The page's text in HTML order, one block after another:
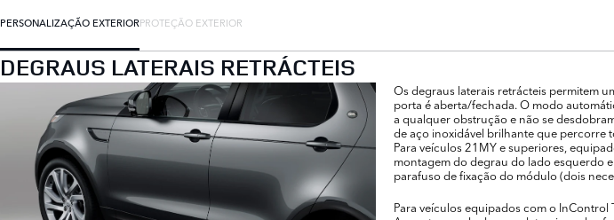
PERSONALIZAÇÃO EXTERIORPROTEÇÃO EXTERIOR
DEGRAUS LATERAIS RETRÁCTEIS
Os degraus laterais retrácteis permitem
porta é aberta/fechada. O modo
a qualquer obstrução e não se
de aço inoxidável brilhante que percorre
Para veículos 21MY e superiores,
montagem do degrau do lado esquerdo
parafuso de fixação do módulo (dois
Para veículos equipados com o InControl